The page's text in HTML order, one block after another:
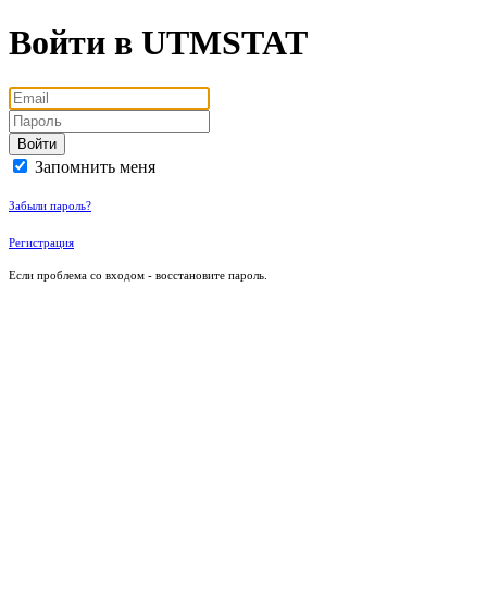
Войти в UTMSTAT
Войти
Запомнить меня
Забыли пароль?
Регистрация
Если проблема со входом - восстановите пароль.